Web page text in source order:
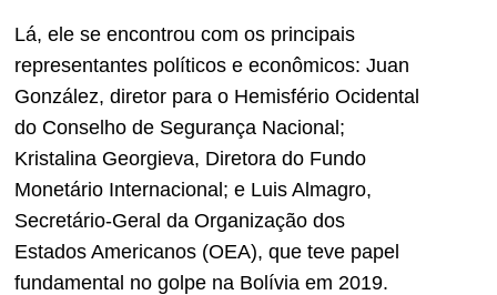
Lá, ele se encontrou com os principais
representantes políticos e econômicos: Juan
González, diretor para o Hemisfério Ocidental
do Conselho de Segurança Nacional;
Kristalina Georgieva, Diretora do Fundo
Monetário Internacional; e Luis Almagro,
Secretário-Geral da Organização dos
Estados Americanos (OEA), que teve papel
fundamental no golpe na Bolívia em 2019.